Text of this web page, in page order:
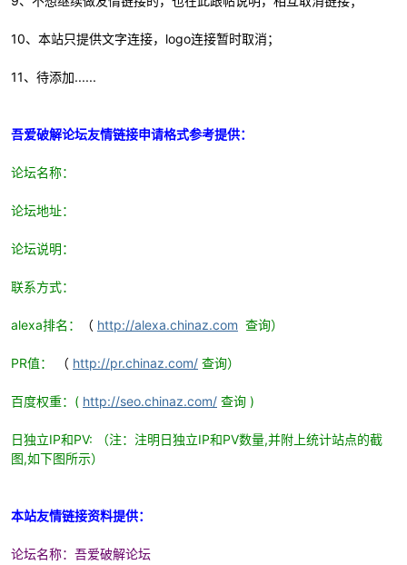
52
10、本站只提供文字连接，logo连接暂时取消；
11、 待添加......
吾爱破解论坛友情链接申请格式参考提供：
论坛名称：
论坛地址：
论坛说明：
联系方式：
alexa排名： （ http://alexa.chinaz.com 查询）
PR值： （ http://pr.chinaz.com/ 查询）
百度权重：( http://seo.chinaz.com/ 查询 )
日独立IP和PV: （注：注明日独立IP和PV数量,并附上统计站点的截
图,如下图所示）
本站友情链接资料提供：
论坛名称：吾爱破解论坛